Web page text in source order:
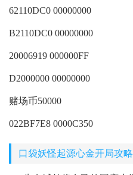
62110DC0 00000000
B2110DC0 00000000
20006919 000000FF
D2000000 00000000
赌场币50000
022BF7E8 0000C350
口袋妖怪起源心金开局攻略